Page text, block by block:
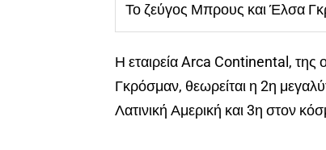
Το ζεύγος Μπρους και Έλσα
Η εταιρεία Arca Continental, της
Γκρόσμαν, θεωρείται η 2η
Λατινική Αμερική και 3η στον